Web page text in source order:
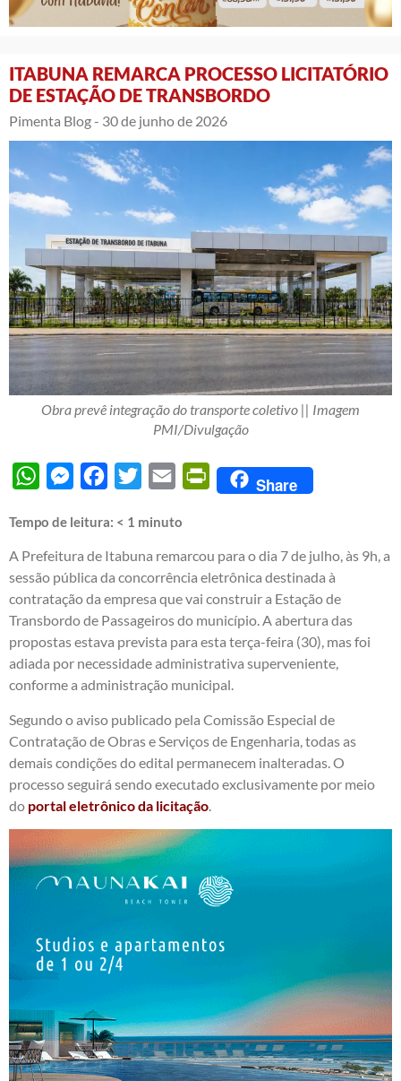
ITABUNA REMARCA PROCESSO LICITATÓRIO
DE ESTAÇÃO DE TRANSBORDO
Pimenta Blog - 30 de junho de 2026
Obra prevê integração do transporte coletivo || Imagem
PMI/Divulgação
WhatsAppMessengerFacebook
Twitter Email PrintFriendly
Share
Tempo de leitura: < 1 minuto
A Prefeitura de Itabuna remarcou para o dia 7 de julho, às 9h, a
sessão pública da concorrência eletrônica destinada à
contratação da empresa que vai construir a Estação de
Transbordo de Passageiros do município. A abertura das
propostas estava prevista para esta terça-feira (30), mas foi
adiada por necessidade administrativa superveniente,
conforme a administração municipal.
Segundo o aviso publicado pela Comissão Especial de
Contratação de Obras e Serviços de Engenharia, todas as
demais condições do edital permanecem inalteradas. O
processo seguirá sendo executado exclusivamente por meio
do portal eletrônico da licitação